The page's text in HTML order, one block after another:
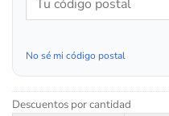
No sé mi código postal
Descuentos por cantidad